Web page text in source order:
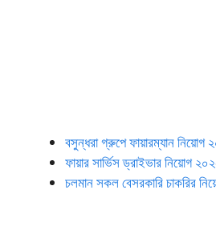
বসুন্ধরা গ্রুপে ফায়ারম্যান নিয়োগ
ফায়ার সার্ভিস ড্রাইভার নিয়োগ
চলমান সকল বেসরকারি চাকরির